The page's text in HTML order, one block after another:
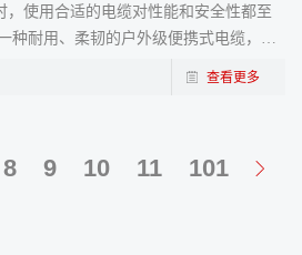
，使用合适的电缆对性能和安全性都至
种耐用、柔韧的户外级便携式电缆，非
常适合各种户外用电需求。 本文将详细探讨为何SJOOW电缆特别
查看更多
8 9 10 11 101